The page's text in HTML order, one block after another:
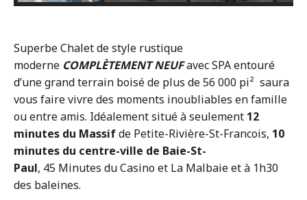
Superbe Chalet de style rustique
moderne COMPLÈTEMENT NEUFavec SPA entouré
d’une grand terrain boisé de plus de 56 000 pi² saura
vous faire vivre des moments inoubliables en famille
ou entre amis. Idéalement situé à seulement 12
minutes du Massifde Petite-Rivière-St-Francois, 10
minutes du centre-ville de Baie-St-
Paul, 45 Minutes du Casino et La Malbaie et à 1h30
des baleines.